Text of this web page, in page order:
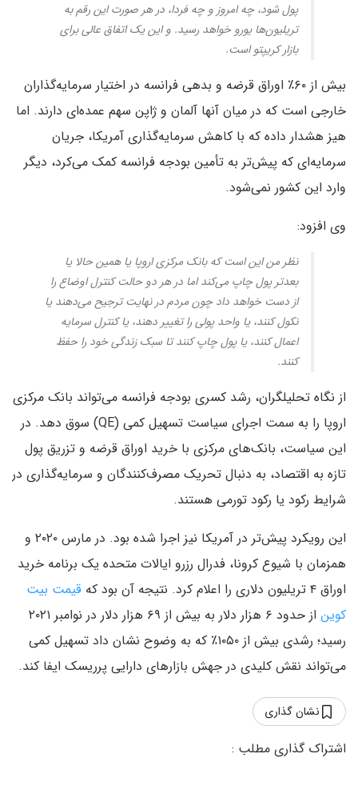
پول شود، چه امروز و چه فردا، در هر صورت این رقم به
تریلیون‌ها یورو خواهد رسید. و این یک اتفاق عالی برای
بازار کریپتو است.
بیش از ۶۰٪ اوراق قرضه و بدهی‌ فرانسه در اختیار سرمایه‌گذاران
خارجی است که در میان آنها آلمان و ژاپن سهم عمده‌ای دارند. اما
هیز هشدار داده که با کاهش سرمایه‌گذاری آمریکا، جریان
سرمایه‌ای که پیش‌تر به تأمین بودجه فرانسه کمک می‌کرد، دیگر
وارد این کشور نمی‌شود.
وی افزود:
نظر من این است که بانک مرکزی اروپا یا همین حالا یا
بعدتر پول چاپ می‌کند اما در هر دو حالت کنترل اوضاع را
از دست خواهد داد چون مردم در نهایت ترجیح می‌دهند یا
نکول کنند، یا واحد پولی را تغییر دهند، یا کنترل سرمایه
اعمال کنند، یا پول چاپ کنند تا سبک زندگی خود را حفظ
کنند.
از نگاه تحلیلگران، رشد کسری بودجه فرانسه می‌تواند بانک مرکزی
اروپا را به سمت اجرای سیاست تسهیل کمی (QE) سوق دهد. در
این سیاست، بانک‌های مرکزی با خرید اوراق قرضه و تزریق پول
تازه به اقتصاد، به دنبال تحریک مصرف‌کنندگان و سرمایه‌گذاری در
شرایط رکود یا رکود تورمی هستند.
این رویکرد پیش‌تر در آمریکا نیز اجرا شده بود. در مارس ۲۰۲۰ و
همزمان با شیوع کرونا، فدرال رزرو ایالات متحده یک برنامه خرید
اوراق ۴ تریلیون دلاری را اعلام کرد. نتیجه آن بود که
قیمت بیت
کوین
از حدود ۶ هزار دلار به بیش از ۶۹ هزار دلار در نوامبر ۲۰۲۱
رسید؛ رشدی بیش از ۱۰۵۰٪ که به وضوح نشان داد تسهیل کمی
می‌تواند نقش کلیدی در جهش بازارهای دارایی پرریسک ایفا کند.
نشان گذاری